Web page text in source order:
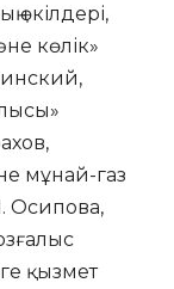
өкілдері,
көлік»
мұнай-газ
Осипова,
қызмет